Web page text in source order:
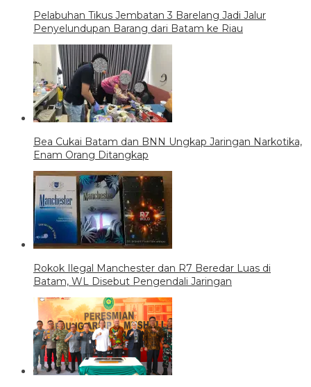
Pelabuhan Tikus Jembatan 3 Barelang Jadi Jalur
Penyelundupan Barang dari Batam ke Riau
Bea Cukai Batam dan BNN Ungkap Jaringan Narkotika,
Enam Orang Ditangkap
Rokok Ilegal Manchester dan R7 Beredar Luas di
Batam, WL Disebut Pengendali Jaringan